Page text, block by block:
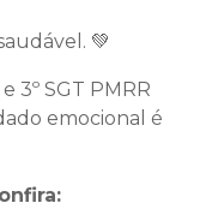
💚
3º SGT PMRR
emocional é